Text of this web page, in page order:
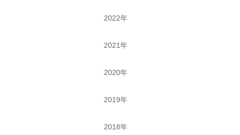
2022年
2021年
2020年
2019年
2018年